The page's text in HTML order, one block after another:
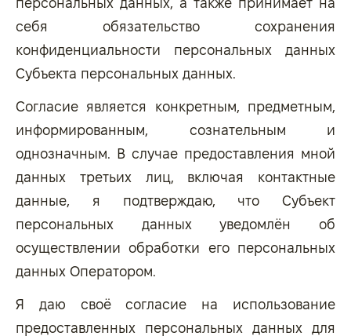
себя обязательство сохранения
конфиденциальности персональных данных
Субъекта персональных данных.
Согласие является конкретным, предметным,
информированным, сознательным и
однозначным. В случае предоставления мной
данных третьих лиц, включая контактные
данные, я подтверждаю, что Субъект
персональных данных уведомлён об
осуществлении обработки его персональных
данных Оператором.
Я даю своё согласие на использование
предоставленных персональных данных для